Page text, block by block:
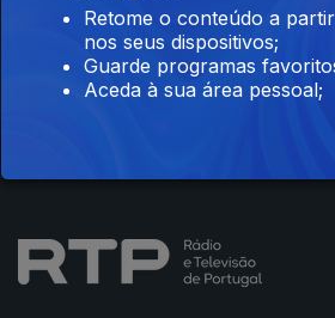
Disponível para iOS, Android,
CarPlay
Retome o conteúdo a
nos seus dispositivos;
Guarde programas
Aceda à sua área pessoal;